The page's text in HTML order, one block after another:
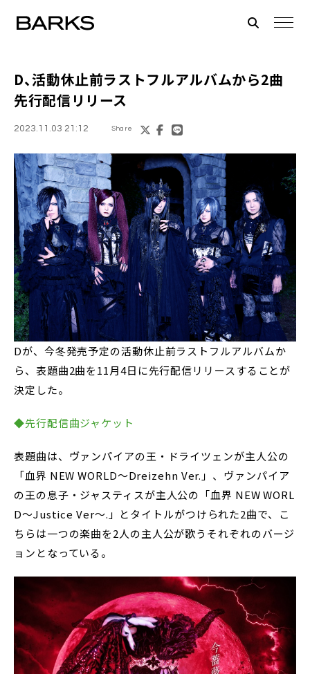
D、活動休止前ラストフルアルバムから2曲
先行配信リリース
2023.11.03 21:12 Share
Dが、今冬発売予定の活動休止前ラストフルアルバムか
ら、表題曲2曲を11月4日に先行配信リリースすることが
決定した。
◆先行配信曲ジャケット
表題曲は、ヴァンパイアの王・ドライツェンが主人公の
「血界 NEW WORLD～Dreizehn Ver.」、ヴァンパイア
の王の息子・ジャスティスが主人公の「血界 NEW WORL
D～Justice Ver～.」とタイトルがつけられた2曲で、こ
ちらは一つの楽曲を2人の主人公が歌うそれぞれのバージ
ョンとなっている。